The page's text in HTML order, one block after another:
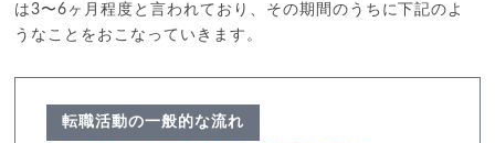
は3〜6ヶ月程度と言われており、その期間のうちに下記のよ
うなことをおこなっていきます。
転職活動の一般的な流れ